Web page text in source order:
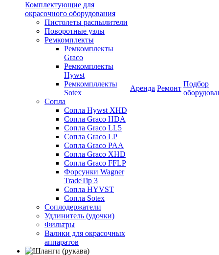
Комплектующие для
окрасочного оборудования
Пистолеты распылители
Поворотные узлы
Ремкомплекты
Ремкомплекты
Graco
Ремкомплекты
Hywst
Ремкомпллекты
Sotex
Сопла
Сопла Hywst XHD
Сопла Graco HDA
Сопла Graco LL5
Сопла Graco LP
Сопла Graco PAA
Сопла Graco XHD
Сопла Graco FFLP
Форсунки Wagner
TradeTip 3
Сопла HYVST
Сопла Sotex
Соплодержатели
Удлинитель (удочки)
Фильтры
Валики для окрасочных
аппаратов
Аренда Ремонт
Подбор